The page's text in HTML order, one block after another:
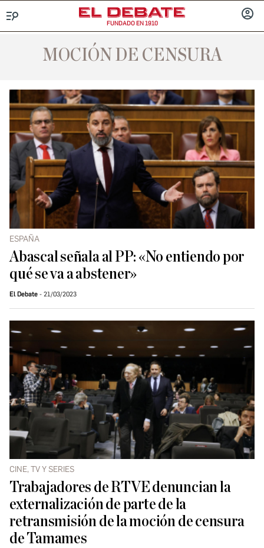
FUNDADO EN 1910
MOCIÓN DE CENSURA
ESPAÑA
Abascal señala al PP: «No entiendo por
qué se va a abstener»
El Debate 21/03/2023
CINE, TV Y SERIES
Trabajadores de RTVE denuncian la
externalización de parte de la
retransmisión de la moción de censura
de Tamames